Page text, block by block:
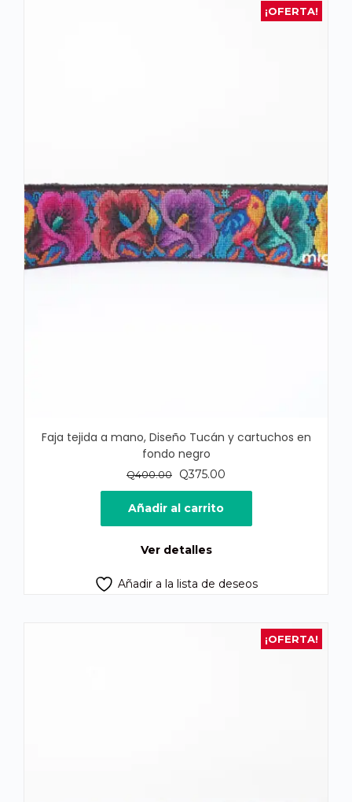
¡OFERTA!
Faja tejida a mano, Diseño Tucán y cartuchos en
fondo negro
Q400.00
El
precio
original
Q375.00
precio
Añadir al carrito
Ver detalles
Añadir a la lista de deseos
¡OFERTA!